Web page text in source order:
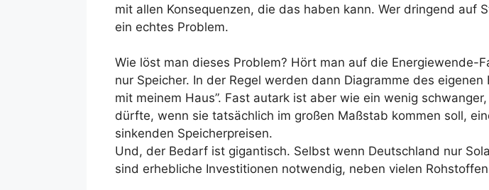
mit allen Konsequenzen, die das haben kann. Wer dringend
ein echtes Problem.
Wie löst man dieses Problem? Hört man auf die Energiewende-
nur Speicher. In der Regel werden dann Diagramme des
mit meinem Haus”. Fast autark ist aber wie ein wenig
dürfte, wenn sie tatsächlich im großen Maßstab kommen soll,
sinkenden Speicherpreisen.
Und, der Bedarf ist gigantisch. Selbst wenn Deutschland nur
sind erhebliche Investitionen notwendig, neben vielen